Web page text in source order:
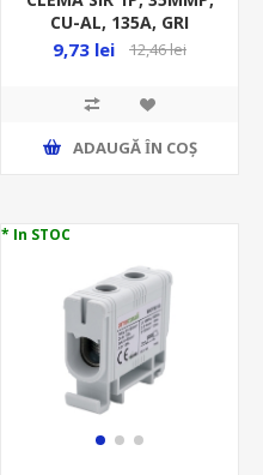
CU-AL, 135A, GRI
9,73 lei 12,46 lei
ADAUGĂ ȊN COŞ
* In STOC